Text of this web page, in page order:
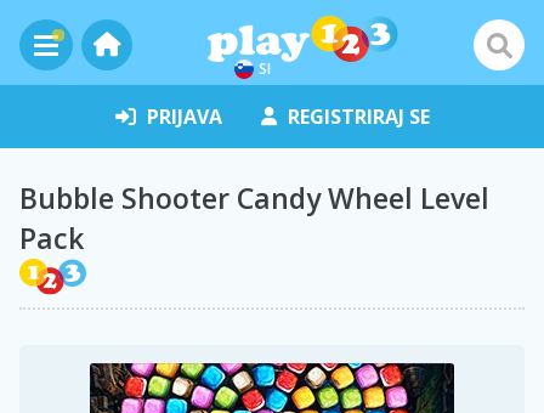
SI
PRIJAVA REGISTRIRAJ SE
Bubble Shooter Candy Wheel Level
Pack